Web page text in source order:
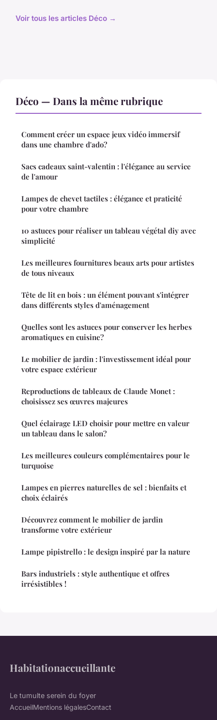
Voir tous les articles Déco →
Déco — Dans la même rubrique
Comment créer un espace jeux vidéo immersif
dans une chambre d'ado?
Sacs cadeaux saint-valentin : l'élégance au service
de l'amour
Lampes de chevet tactiles : élégance et praticité
pour votre chambre
10 astuces pour réaliser un tableau végétal diy avec
simplicité
Les meilleures fournitures beaux arts pour artistes
de tous niveaux
Tête de lit en bois : un élément pouvant s'intégrer
dans différents styles d'aménagement
Quelles sont les astuces pour conserver les herbes
aromatiques en cuisine?
Le mobilier de jardin : l'investissement idéal pour
votre espace extérieur
Reproductions de tableaux de Claude Monet :
choisissez ses œuvres majeures
Quel éclairage LED choisir pour mettre en valeur
un tableau dans le salon?
Les meilleures couleurs complémentaires pour le
turquoise
Lampes en pierres naturelles de sel : bienfaits et
choix éclairés
Découvrez comment le mobilier de jardin
transforme votre extérieur
Lampe pipistrello : le design inspiré par la nature
Bars industriels : style authentique et offres
irrésistibles !
Habitationaccueillante
Le tumulte serein du foyer
AccueilMentions légalesContact